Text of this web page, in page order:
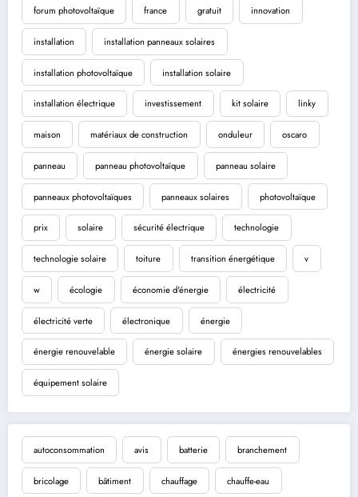
forum photovoltaïque france gratuit innovation
installation installation panneaux solaires
installation photovoltaïque installation solaire
installation électrique investissement kit solaire linky
maison matériaux de construction onduleur oscaro
panneau panneau photovoltaïque panneau solaire
panneaux photovoltaïques panneaux solaires photovoltaïque
prix solaire sécurité électrique technologie
technologie solaire toiture transition énergétique v
w écologie économie d'énergie électricité
électricité verte électronique énergie
énergie renouvelable énergie solaire énergies renouvelables
équipement solaire
autoconsommation avis batterie branchement
bricolage bâtiment chauffage chauffe-eau